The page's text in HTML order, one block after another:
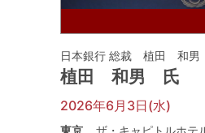
日本銀行 総裁 植田 和
植田 和男 氏
2026年6月3日(水)
東京
ザ・キャピトルホテ